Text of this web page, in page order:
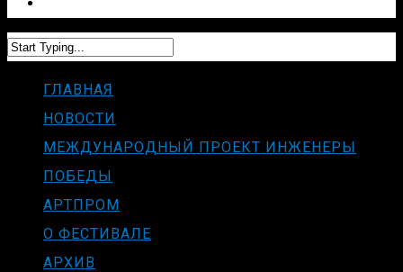
ГЛАВНАЯ
НОВОСТИ
МЕЖДУНАРОДНЫЙ ПРОЕКТ ИНЖЕНЕРЫ
ПОБЕДЫ
АРТПРОМ
О ФЕСТИВАЛЕ
АРХИВ